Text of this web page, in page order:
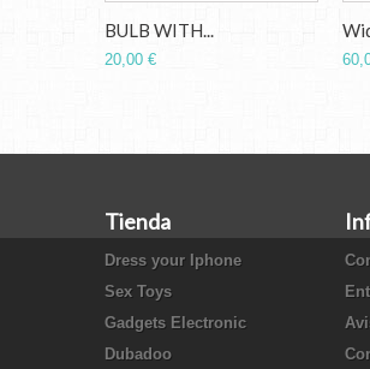
BULB WITH...
20,00 €
Tienda
Dress your Iphone
Sex Toys
Gadgets Electronic
Dubadoo